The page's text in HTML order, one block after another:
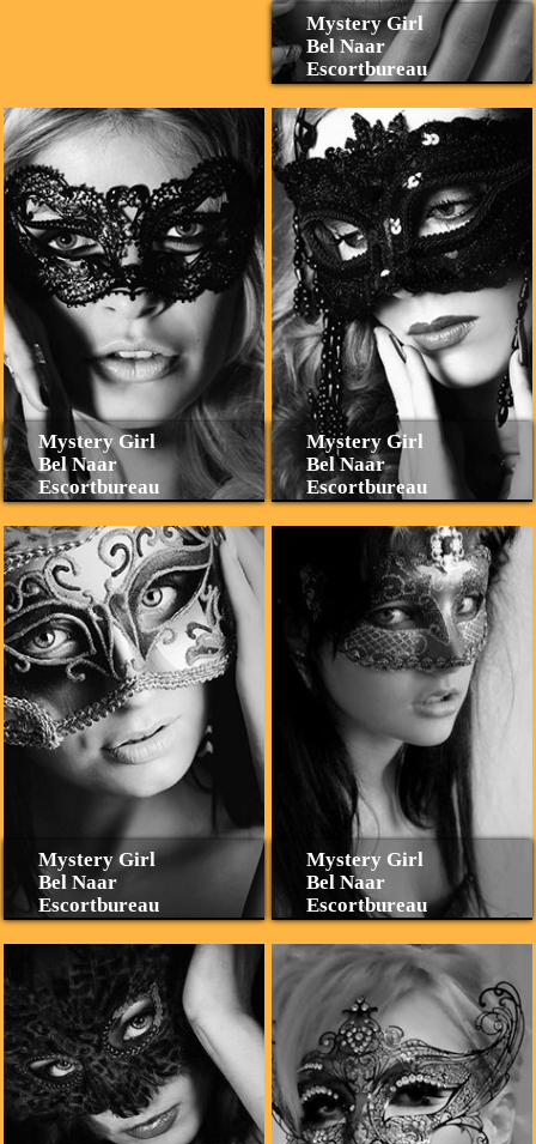
Mystery Girl
Bel Naar
Escortbureau
Mystery Girl
Bel Naar
Escortbureau
Mystery Girl
Bel Naar
Escortbureau
Mystery Girl
Bel Naar
Escortbureau
Mystery Girl
Bel Naar
Escortbureau